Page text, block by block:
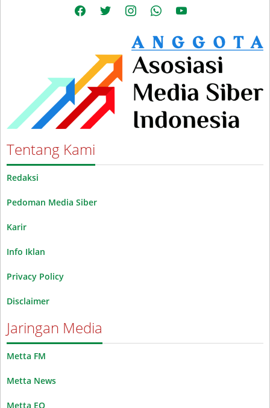
facebooktwitter instagramwhatsappyoutube
Tentang Kami
Redaksi
Pedoman Media Siber
Karir
Info Iklan
Privacy Policy
Disclaimer
Jaringan Media
Metta FM
Metta News
Metta EO